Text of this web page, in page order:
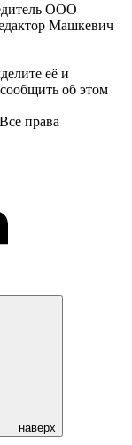
ООО
Машкевич
её и
об этом
права
наверх